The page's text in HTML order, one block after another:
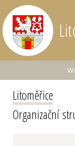
Litoměřice
Organizační